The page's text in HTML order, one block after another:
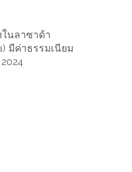
นลาซาด้า
มีค่าธรรมเนียม